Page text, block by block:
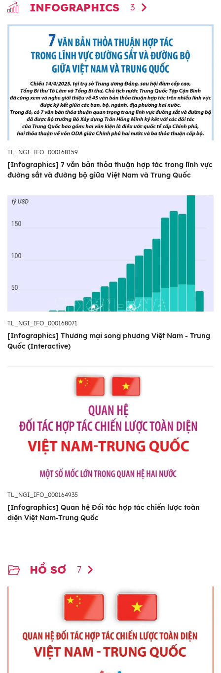
INFOGRAPHICS 3
TL_NGI_IFO_000168159
[Infographics] 7 văn bản thỏa thuận hợp tác trong lĩnh vực
đường sắt và đường bộ giữa Việt Nam và Trung Quốc
TL_NGI_IFO_000168071
[Infographics] Thương mại song phương Việt Nam - Trung
Quốc (Interactive)
TL_NGI_IFO_000164935
[Infographics] Quan hệ Đối tác hợp tác chiến lược toàn
diện Việt Nam-Trung Quốc
HỒ SƠ 7